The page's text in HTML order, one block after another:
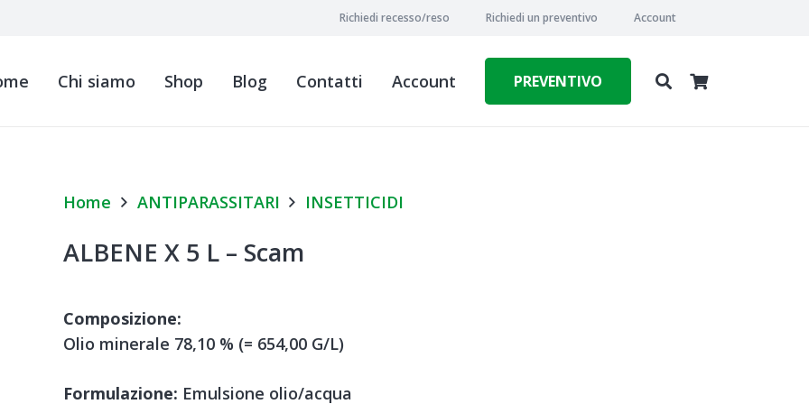
Richiedi recesso/reso Richiedi un preventivo Account
Chi siamo Shop Blog Contatti Account PREVENTIVO
Home ANTIPARASSITARI INSETTICIDI
ALBENE X 5 L – Scam
Composizione:
Olio minerale 78,10 % (= 654,00 G/L)
Formulazione: Emulsione olio/acqua